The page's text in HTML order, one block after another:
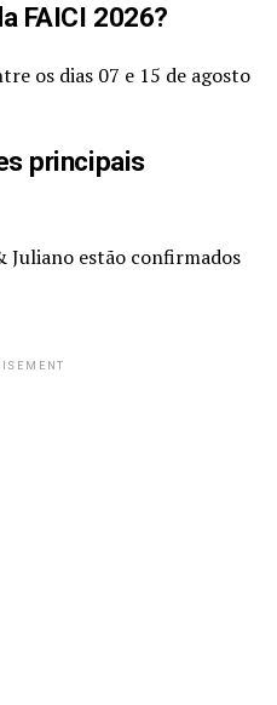
FAICI 2026?
os dias 07 e 15 de agosto
principais
Juliano estão confirmados